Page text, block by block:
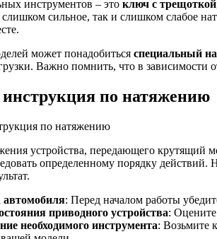
инструментов – это ключ с трещоткой
сильное, так и слишком слабое
может понадобиться специальный
Важно помнить, что в зависимости
по натяжению
устройства, передающего крутящий
определенному порядку
автомобиля: Перед началом работы
приводного устройства:
необходимого инструмента: Возьмите